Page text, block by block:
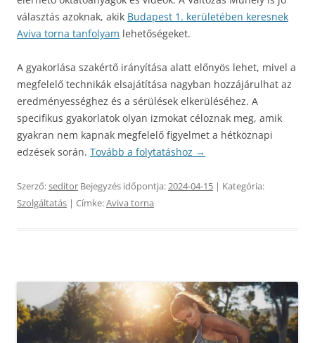
választás azoknak, akik Budapest 1. kerületében keresnek
Aviva torna tanfolyam lehetőségeket.
A gyakorlása szakértő irányítása alatt előnyös lehet, mivel a
megfelelő technikák elsajátítása nagyban hozzájárulhat az
eredményességhez és a sérülések elkerüléséhez. A
specifikus gyakorlatok olyan izmokat céloznak meg, amik
gyakran nem kapnak megfelelő figyelmet a hétköznapi
edzések során. Tovább a folytatáshoz →
Szerző:seditor Bejegyzés időpontja:2024-04-15 | Kategória:
Szolgáltatás | Címke:Aviva torna